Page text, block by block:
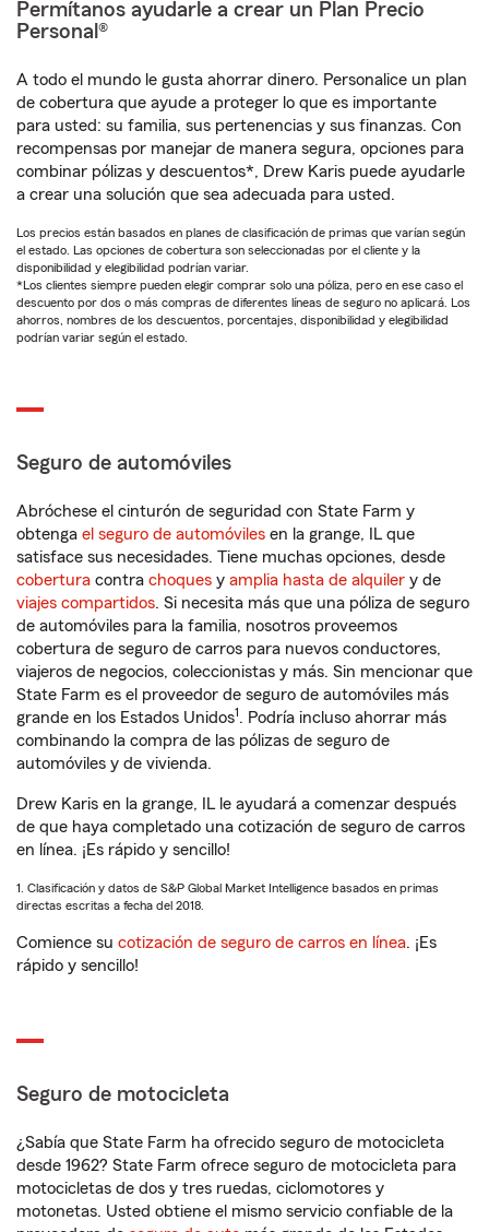
Permítanos ayudarle a crear un Plan Precio
Personal®
A todo el mundo le gusta ahorrar dinero. Personalice un plan
de cobertura que ayude a proteger lo que es importante
para usted: su familia, sus pertenencias y sus finanzas. Con
recompensas por manejar de manera segura, opciones para
combinar pólizas y descuentos*, Drew Karis puede ayudarle
a crear una solución que sea adecuada para usted.
Los precios están basados en planes de clasificación de primas que varían según
el estado. Las opciones de cobertura son seleccionadas por el cliente y la
disponibilidad y elegibilidad podrían variar.
*Los clientes siempre pueden elegir comprar solo una póliza, pero en ese caso el
descuento por dos o más compras de diferentes líneas de seguro no aplicará. Los
ahorros, nombres de los descuentos, porcentajes, disponibilidad y elegibilidad
podrían variar según el estado.
Seguro de automóviles
Abróchese el cinturón de seguridad con State Farm y
obtenga el seguro de automóviles en la grange, IL que
satisface sus necesidades. Tiene muchas opciones, desde
cobertura contra choques y amplia hasta de alquiler y de
viajes compartidos. Si necesita más que una póliza de seguro
de automóviles para la familia, nosotros proveemos
cobertura de seguro de carros para nuevos conductores,
viajeros de negocios, coleccionistas y más. Sin mencionar que
State Farm es el proveedor de seguro de automóviles más
grande en los Estados Unidos1. Podría incluso ahorrar más
combinando la compra de las pólizas de seguro de
automóviles y de vivienda.
Drew Karis en la grange, IL le ayudará a comenzar después
de que haya completado una cotización de seguro de carros
en línea. ¡Es rápido y sencillo!
1. Clasificación y datos de S&P Global Market Intelligence basados en primas
directas escritas a fecha del 2018.
Comience su cotización de seguro de carros en línea. ¡Es
rápido y sencillo!
Seguro de motocicleta
¿Sabía que State Farm ha ofrecido seguro de motocicleta
desde 1962? State Farm ofrece seguro de motocicleta para
motocicletas de dos y tres ruedas, ciclomotores y
motonetas. Usted obtiene el mismo servicio confiable de la